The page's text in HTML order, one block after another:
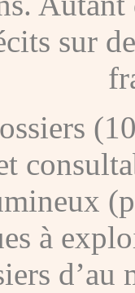
sur
à
d’au